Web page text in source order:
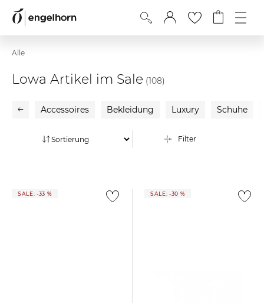
Alle
Lowa Artikel im Sale (108)
Accessoires Bekleidung Luxury Schuhe
Filter
SALE: -33 % SALE: -30 %